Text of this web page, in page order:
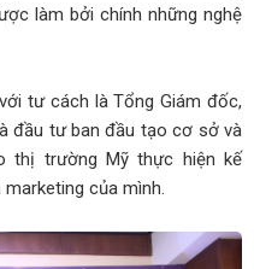
làm bởi chính những nghệ
tư cách là Tổng Giám đốc,
đầu tư ban đầu tạo cơ sở và
thị trường Mỹ thực hiện kế
của mình.